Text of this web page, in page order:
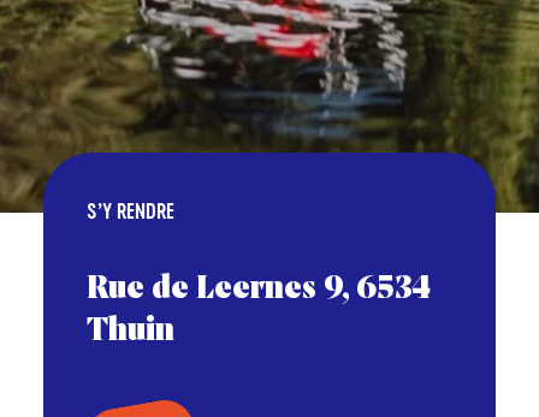
S’Y RENDRE
Rue de Leernes 9, 6534
Thuin